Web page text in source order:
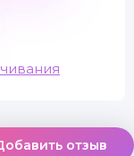
отзыв